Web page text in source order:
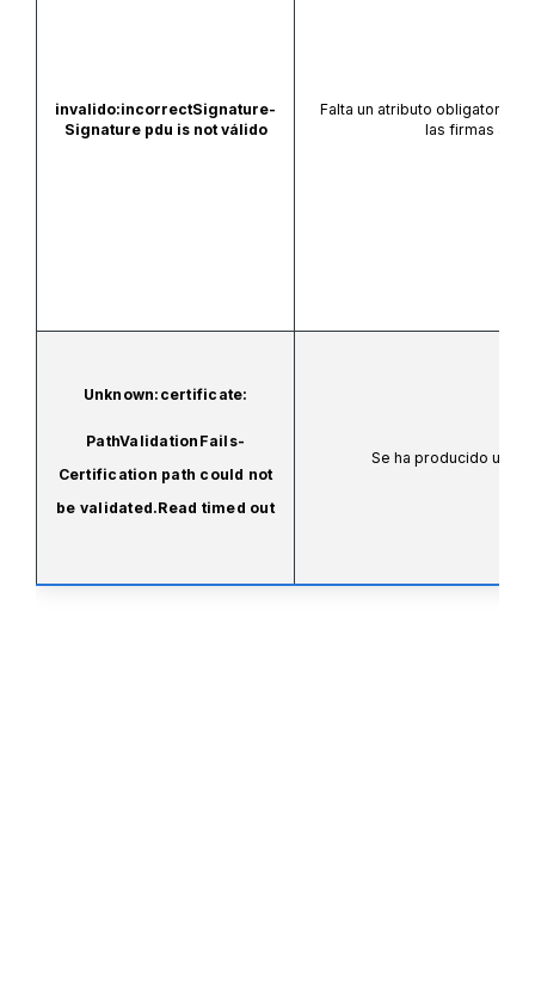
invalido:incorrectSignature-
Signature pdu is not válido
Falta un atributo obligatorio,
las firmas
Unknown:certificate:
PathValidationFails-
Certification path could not
be validated.Read timed out
Se ha producido un